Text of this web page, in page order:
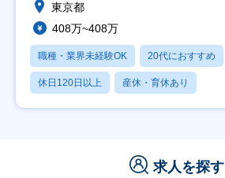
東京都
408万~408万
職種・業界未経験OK 20代におすすめ
休日120日以上 産休・育休あり
求人を探す